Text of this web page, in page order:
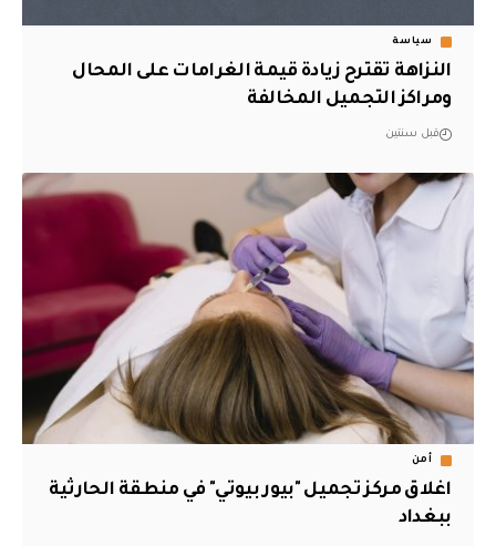
سياسة
النزاهة تقترح زيادة قيمة الغرامات على المحال
ومراكز التجميل المخالفة
قبل سنتين
أمن
اغلاق مركز تجميل "بيور بيوتي" في منطقة الحارثية
ببغداد